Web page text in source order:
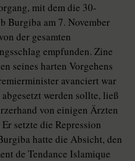
mit dem die 30-
Burgiba am 7. November
der gesamten
empfunden. Zine
seines harten Vorgehens
avanciert war
werden sollte, ließ
von einigen Ärzten
setzte die Repression
hatte die Absicht, den
de Tendance Islamique